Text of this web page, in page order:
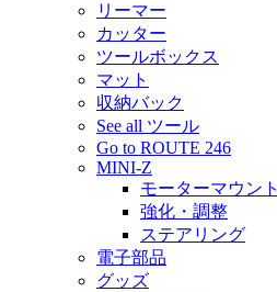
リーマー
カッター
ツールボックス
マット
収納バック
See all ツール
Go to ROUTE 246
MINI-Z
モーターマウント
強化・調整
ステアリング
電子部品
グッズ